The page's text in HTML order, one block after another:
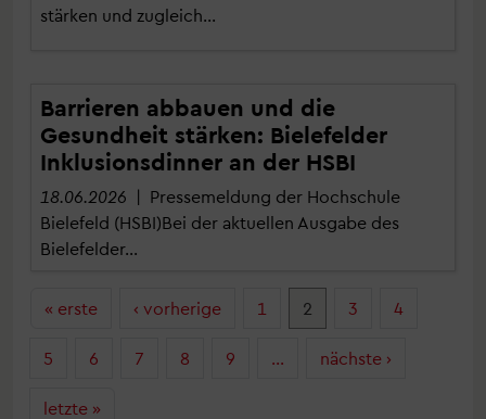
stärken und zugleich…
Barrieren abbauen und die
Gesundheit stärken: Bielefelder
Inklusionsdinner an der HSBI
18.06.2026 | Pressemeldung der Hochschule
Bielefeld (HSBI)Bei der aktuellen Ausgabe des
Bielefelder…
Seitennummerierung
« erste Erste Seite
‹ vorherige Vorherige Seite
1 2 3 4
5 6 7 8 9 nächste ›
letzte »Letzte Seite